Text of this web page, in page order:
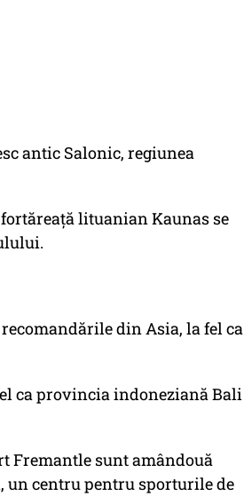
antic Salonic, regiunea
lituanian Kaunas se
din Asia, la fel ca
ca provincia indoneziană Bali
Fremantle sunt amândouă
un centru pentru sporturile de